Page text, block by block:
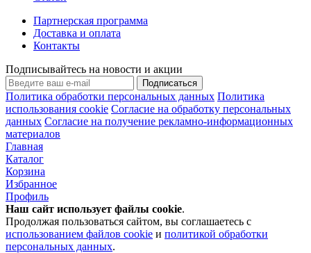
Партнерская программа
Доставка и оплата
Контакты
Подписывайтесь на новости и акции
Подписаться
Политика обработки персональных данных Политика
использования cookie Согласие на обработку персональных
данных Согласие на получение рекламно-информационных
материалов
Главная
Каталог
Корзина
Избранное
Профиль
Наш сайт использует файлы cookie.
Продолжая пользоваться сайтом, вы соглашаетесь с
использованием файлов cookie и политикой обработки
персональных данных.